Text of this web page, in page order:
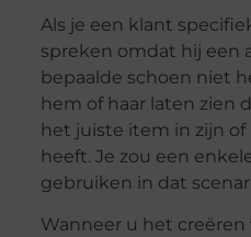
Als je een klant
spreken omdat hij een
bepaalde schoen niet
hem of haar laten zien
het juiste item in zijn
heeft. Je zou een
gebruiken in dat
Wanneer u het